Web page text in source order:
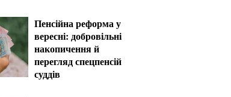
Пенсійна реформа у
вересні: добровільні
накопичення й
перегляд спецпенсій
суддів